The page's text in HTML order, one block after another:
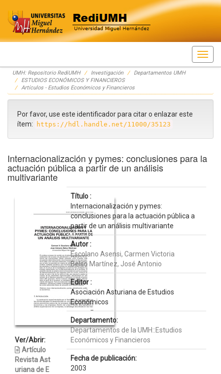
Skip
navigation
UMH: Repositorio RediUMH Investigación
Departamentos UMH
ESTUDIOS ECONÓMICOS Y FINANCIEROS
Artículos - Estudios Económicos y Financieros
Por favor, use este identificador para citar o enlazar este
ítem:
https://hdl.handle.net/11000/35123
Internacionalización y pymes: conclusiones para la
actuación pública a partir de un análisis
multivariante
Ver/Abrir:
Artículo
Revista Ast
uriana de E
Título :
Internacionalización y pymes:
conclusiones para la actuación pública a
partir de un análisis multivariante
Autor :
Escolano Asensi, Carmen Victoria
Belso Martínez, José Antonio
Editor :
Asociación Asturiana de Estudios
Económicos
Departamento:
Departamentos de la UMH::Estudios
Económicos y Financieros
Fecha de publicación:
2003